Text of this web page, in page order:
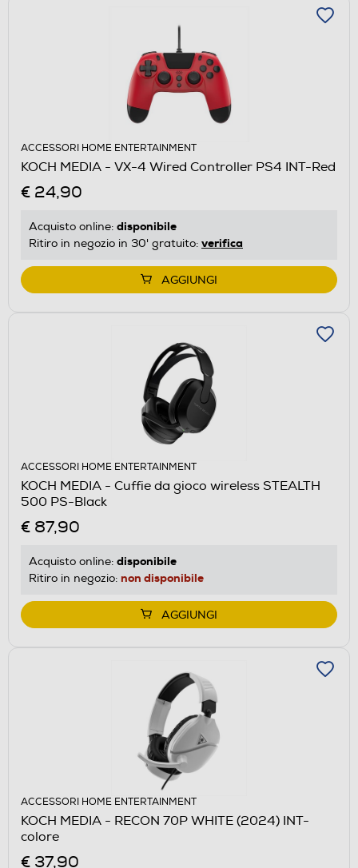
ACCESSORI HOME ENTERTAINMENT
KOCH MEDIA - VX-4 Wired Controller PS4 INT-Red
€ 24,90
Acquisto online: disponibile
Ritiro in negozio in 30' gratuito: verifica
AGGIUNGI
ACCESSORI HOME ENTERTAINMENT
KOCH MEDIA - Cuffie da gioco wireless STEALTH
500 PS-Black
€ 87,90
Acquisto online: disponibile
Ritiro in negozio: non disponibile
AGGIUNGI
ACCESSORI HOME ENTERTAINMENT
KOCH MEDIA - RECON 70P WHITE (2024) INT-
colore
€ 37,90